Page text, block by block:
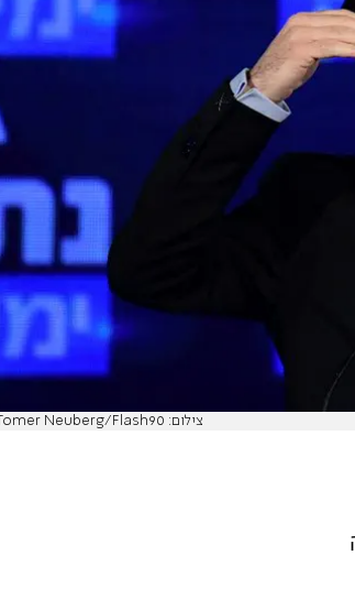
צילום: Tomer Neuberg/Flash90